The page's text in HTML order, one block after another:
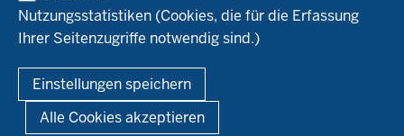
Nutzungsstatistiken (Cookies, die für die Erfassung
Ihrer Seitenzugriffe notwendig sind.)
Einstellungen speichern
Alle Cookies akzeptieren
Ökoschule in Kleve
Ausbildungsbetriebe
Berufsausbildung
Forschungsergebnisse
Kontakt
Newsletter
Demonstrationsbetriebe Ökologischer Landbau
Fußzeile
Impressum Datenschutzerklärung